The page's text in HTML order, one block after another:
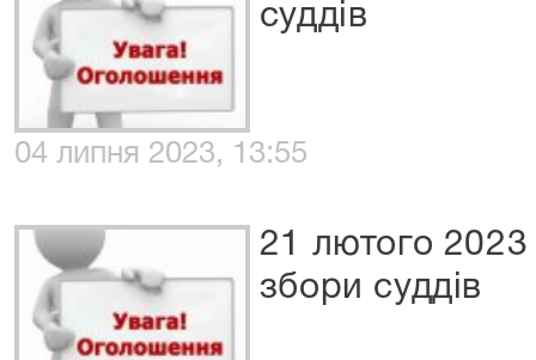
суддів
04 липня 2023, 13:55
21 лютого 2023
збори суддів